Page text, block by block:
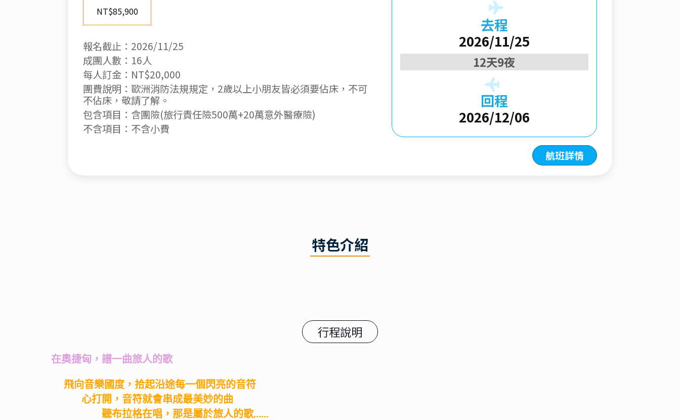
NT$85,900
報名截止：2026/11/25
成團人數：16人
每人訂金：NT$20,000
團費說明：歐洲消防法規規定，2歲以上小朋友皆必須要佔床，不可
不佔床，敬請了解。
包含項目：含團險(旅行責任險500萬+20萬意外醫療險)
不含項目：不含小費
去程
2026/11/25
12天9夜
回程
2026/12/06
航班詳情
特色介紹
行程說明
在奧捷匈，譜一曲旅人的歌
飛向音樂國度，拾起沿途每一個閃亮的音符
心打開，音符就會串成最美妙的曲
聽布拉格在唱，那是屬於旅人的歌......